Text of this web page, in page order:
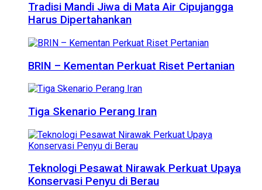
Tradisi Mandi Jiwa di Mata Air Cipujangga
Harus Dipertahankan
BRIN – Kementan Perkuat Riset Pertanian
Tiga Skenario Perang Iran
Teknologi Pesawat Nirawak Perkuat Upaya
Konservasi Penyu di Berau